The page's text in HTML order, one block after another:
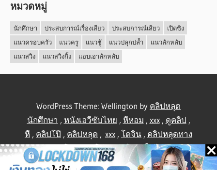
หมวดหมู่
นักศึกษา ประสบการณ์เรื่องเสียว ประสบการณ์เสียว
เปิดซิง
แนวครอบครัว
แนวครู แนวชู้ แนวปลุกปล้ำ
แนวลักหลับ
แนวสวิง
แนวสวิงกิ้ง แอบเอาลักหลับ
WordPress Theme: Wellington by คลิปหลุด
นักศึกษา , หนังเอวีซับไทย , หีหอม , xxx, ดูคลิป ,
หี , คลิปโป๊ , คลิปหลุด , xxx , โดจิน , คลิปหลุดทาง
บ้าน ,คลิปโป้ ,คลิปโป๊,คลิปโป๊,เย็ดไทย,คลิป
หลุดไทย